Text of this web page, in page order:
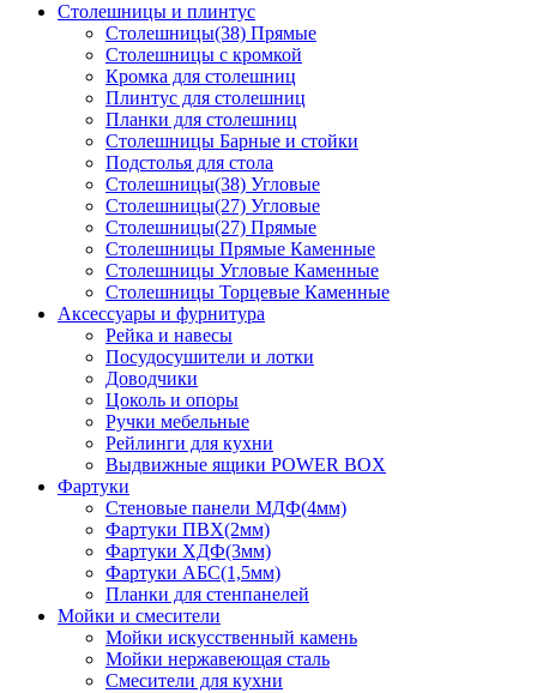
Столешницы и плинтус
Столешницы(38) Прямые
Столешницы с кромкой
Кромка для столешниц
Плинтус для столешниц
Планки для столешниц
Столешницы Барные и стойки
Подстолья для стола
Столешницы(38) Угловые
Столешницы(27) Угловые
Столешницы(27) Прямые
Столешницы Прямые Каменные
Столешницы Угловые Каменные
Столешницы Торцевые Каменные
Аксессуары и фурнитура
Рейка и навесы
Посудосушители и лотки
Доводчики
Цоколь и опоры
Ручки мебельные
Рейлинги для кухни
Выдвижные ящики POWER BOX
Фартуки
Стеновые панели МДФ(4мм)
Фартуки ПВХ(2мм)
Фартуки ХДФ(3мм)
Фартуки АБС(1,5мм)
Планки для стенпанелей
Мойки и смесители
Мойки искусственный камень
Мойки нержавеющая сталь
Смесители для кухни